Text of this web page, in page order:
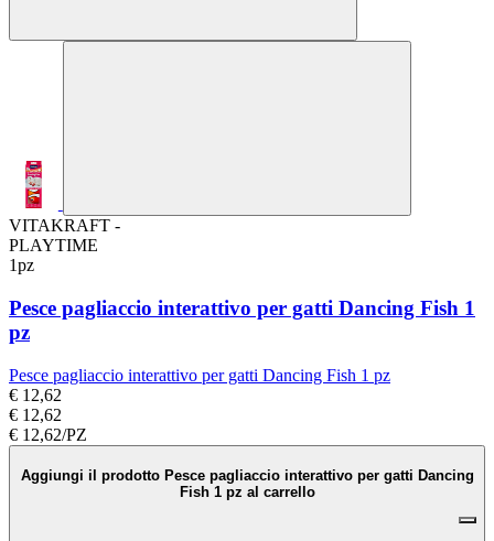
VITAKRAFT -
PLAYTIME
1pz
Pesce pagliaccio interattivo per gatti Dancing Fish 1
pz
Pesce pagliaccio interattivo per gatti Dancing Fish 1 pz
€ 12,62
€ 12,62
€ 12,62/PZ
Aggiungi il prodotto Pesce pagliaccio interattivo per gatti Dancing
Fish 1 pz al carrello